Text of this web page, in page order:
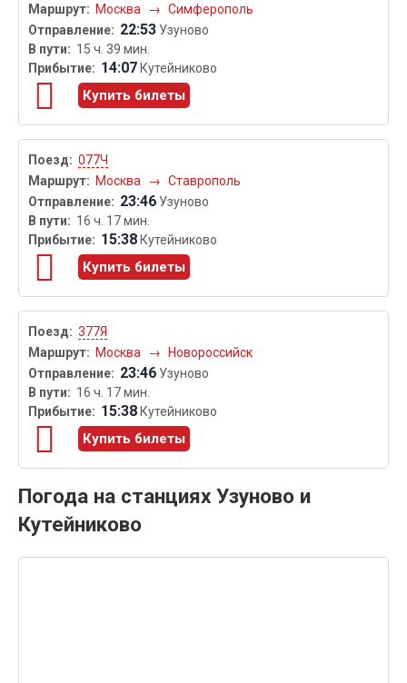
Москва → Симферополь
22:53 Узуново
15 ч. 39 мин.
14:07 Кутейниково
Купить билеты
077Ч
Москва
→ Ставрополь
23:46 Узуново
16 ч. 17 мин.
15:38 Кутейниково
Купить билеты
377Я
Москва
→ Новороссийск
23:46 Узуново
16 ч. 17 мин.
15:38 Кутейниково
Купить билеты
Погода на станциях Узуново и
Кутейниково